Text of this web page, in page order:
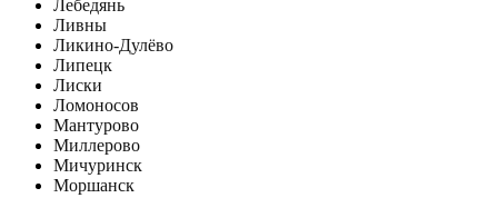
Лебедянь
Ливны
Ликино-Дулёво
Липецк
Лиски
Ломоносов
Мантурово
Миллерово
Мичуринск
Моршанск